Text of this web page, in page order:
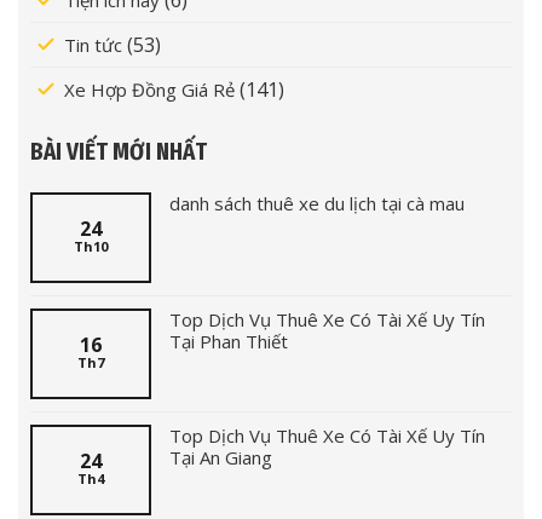
Tin tức (53)
Xe Hợp Đồng Giá Rẻ (141)
BÀI VIẾT MỚI NHẤT
24
Th10
danh sách thuê xe du lịch tại cà mau
16
Th7
Top Dịch Vụ Thuê Xe Có Tài Xế Uy Tín
Tại Phan Thiết
24
Th4
Top Dịch Vụ Thuê Xe Có Tài Xế Uy Tín
Tại An Giang